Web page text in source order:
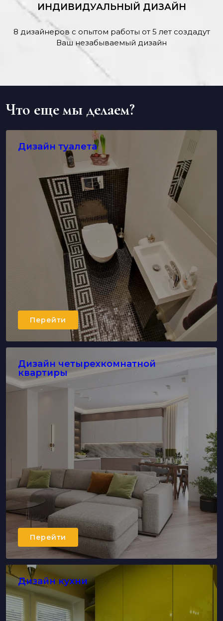
ИНДИВИДУАЛЬНЫЙ ДИЗАЙН
8 дизайнеров с опытом работы от 5 лет создадут
Ваш незабываемый дизайн
Что еще мы делаем?
Дизайн туалета
Перейти
Дизайн четырехкомнатной
квартиры
Перейти
Дизайн кухни